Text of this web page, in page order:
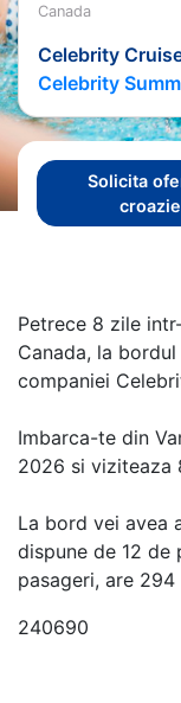
Canada
Celebrity
Celebrity
Solicita
Petrece 8 zile
Canada, la
companiei
Imbarca-te din
2026 si viziteaza
La bord vei avea
dispune de 12 de
pasageri, are
240690